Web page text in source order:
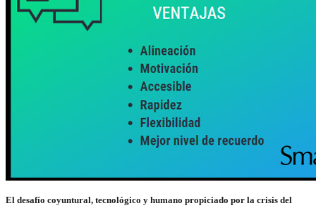
El desafío coyuntural, tecnológico y humano propiciado por la crisis del